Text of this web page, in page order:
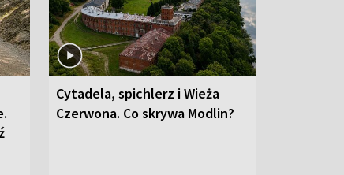
Cytadela, spichlerz i Wieża
Czerwona. Co skrywa Modlin?